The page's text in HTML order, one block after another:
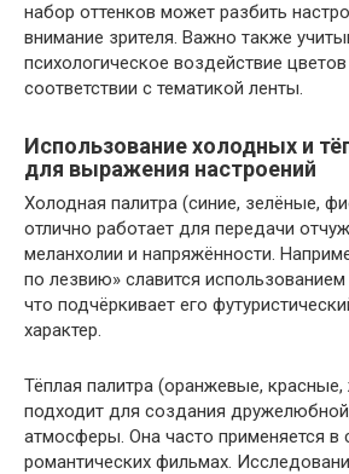
набор оттенков может разбить
внимание зрителя. Важно также
психологическое воздействие
соответствии с тематикой ленты.
Использование холодных и
для выражения настроений
Холодная палитра (синие, зелёные,
отлично работает для передачи
меланхолии и напряжённости.
по лезвию» славится
что подчёркивает его
характер.
Тёплая палитра (оранжевые, красные,
подходит для создания
атмосферы. Она часто применяется в
романтических фильмах.